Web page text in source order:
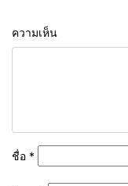
ความเห็น
ชื่อ *